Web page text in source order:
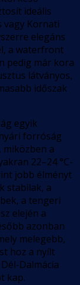
ideális
vagy Kornati
elegáns
a waterfront
pedig már kora
látványos,
időszak
egyik
forróság
miközben a
22–24 °C-
jobb élményt
stabilak, a
a tengeri
elején a
azonban
melegebb,
hoz a nyílt
Dalmácia
kap.